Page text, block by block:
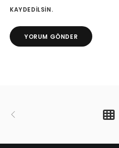
KAYDEDILSIN.